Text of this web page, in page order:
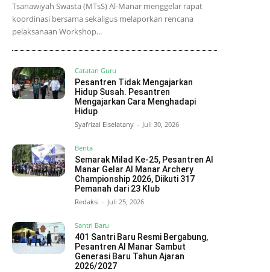
Tsanawiyah Swasta (MTsS) Al-Manar menggelar rapat
koordinasi bersama sekaligus melaporkan rencana
pelaksanaan Workshop...
Catatan Guru
Pesantren Tidak Mengajarkan
Hidup Susah. Pesantren
Mengajarkan Cara Menghadapi
Hidup
Syafrizal Elselatany - Juli 30, 2026
Berita
Semarak Milad Ke-25, Pesantren Al
Manar Gelar Al Manar Archery
Championship 2026, Diikuti 317
Pemanah dari 23 Klub
Redaksi - Juli 25, 2026
Santri Baru
401 Santri Baru Resmi Bergabung,
Pesantren Al Manar Sambut
Generasi Baru Tahun Ajaran
2026/2027